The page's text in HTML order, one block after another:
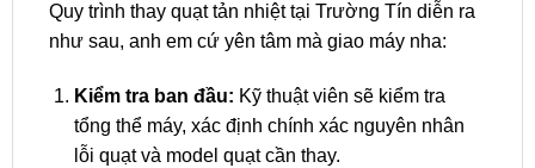
Quy trình thay quạt tản nhiệt tại Trường Tín diễn ra
như sau, anh em cứ yên tâm mà giao máy nha:
Kiểm tra ban đầu: Kỹ thuật viên sẽ kiểm tra
tổng thể máy, xác định chính xác nguyên nhân
lỗi quạt và model quạt cần thay.